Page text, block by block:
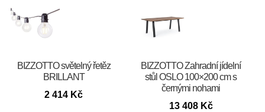
BIZZOTTO světelný řetěz
BRILLANT
2 414 Kč
BIZZOTTO Zahradní jídelní
stůl OSLO 100×200 cm s
černými nohami
13 408 Kč